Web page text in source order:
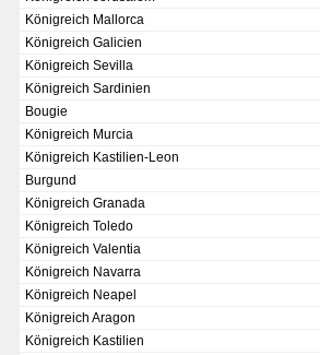
Ganz neue Vorstellung des Rheinstroms
Details der historischen Rheinkarte
Deutsch-französische Geschichte am Rhein
Chronologie der deutsch-französischen
Königreich Mallorca
Königreich Galicien
Königreich Sevilla
Königreich Sardinien
Bougie
Königreich Murcia
Königreich Kastilien-Leon
Burgund
Königreich Granada
Königreich Toledo
Königreich Valentia
Königreich Navarra
Königreich Neapel
Königreich Aragon
Königreich Kastilien